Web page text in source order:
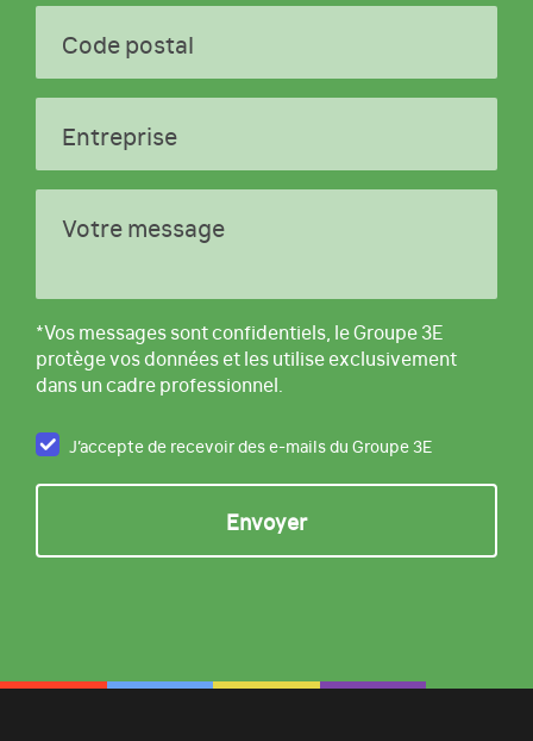
Code postal
Entreprise
Votre message
*Vos messages sont confidentiels, le Groupe 3E
protège vos données et les utilise exclusivement
dans un cadre professionnel.
J’accepte de recevoir des e-mails du Groupe 3E